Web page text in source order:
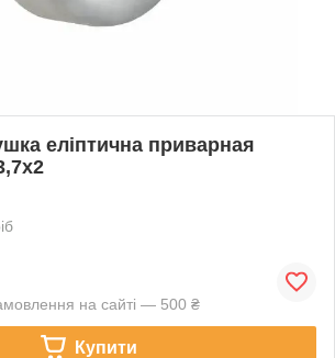
еліптична приварная
на сайті — 500 ₴
Купити